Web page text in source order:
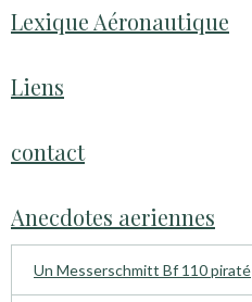
Lexique Aéronautique
Liens
contact
Anecdotes aeriennes
Un Messerschmitt Bf 110 piraté